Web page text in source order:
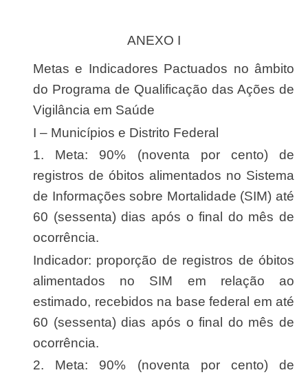
ANEXO I
Metas e Indicadores Pactuados no âmbito
do Programa de Qualificação das Ações de
Vigilância em Saúde
I – Municípios e Distrito Federal
1. Meta: 90% (noventa por cento) de
registros de óbitos alimentados no Sistema
de Informações sobre Mortalidade (SIM) até
60 (sessenta) dias após o final do mês de
ocorrência.
Indicador: proporção de registros de óbitos
alimentados no SIM em relação ao
estimado, recebidos na base federal em até
60 (sessenta) dias após o final do mês de
ocorrência.
2. Meta: 90% (noventa por cento) de